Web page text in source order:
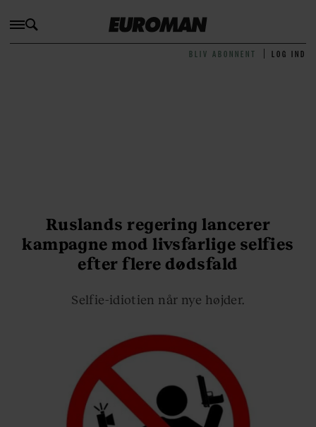
BLIV ABONNENT LOG IND
Ruslands regering lancerer
kampagne mod livsfarlige selfies
efter flere dødsfald
Selfie-idiotien når nye højder.